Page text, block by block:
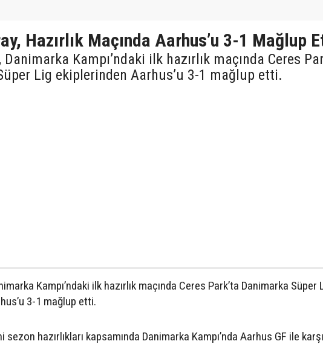
Hazırlık Maçında Aarhus’u 3-1 Mağlup
Kampı’ndaki ilk hazırlık maçında Ceres
Lig ekiplerinden Aarhus’u 3-1 mağlup etti.
Kampı’ndaki ilk hazırlık maçında Ceres Park’ta Danimarka Süper
3-1 mağlup etti.
hazırlıkları kapsamında Danimarka Kampı’nda Aarhus GF ile